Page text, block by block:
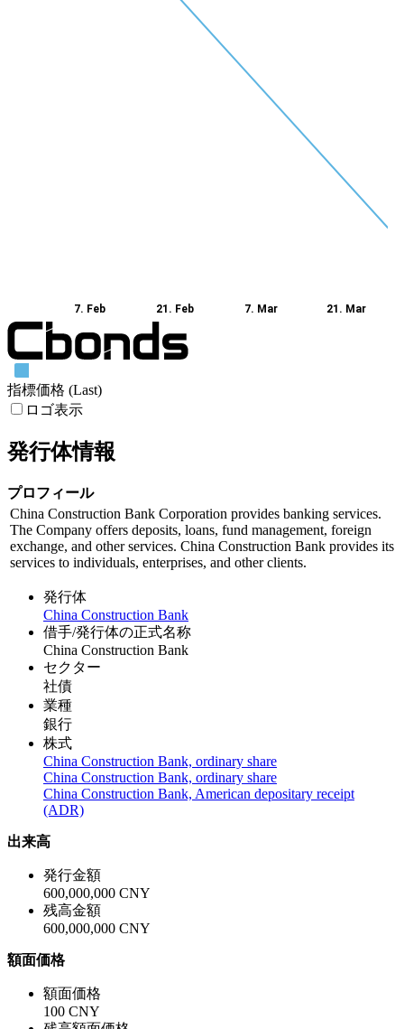
7. Feb 21. Feb 7. Mar 21. Mar
指標価格 (Last)
ロゴ表示
発行体情報
プロフィール
China Construction Bank Corporation provides banking services.
The Company offers deposits, loans, fund management, foreign
exchange, and other services. China Construction Bank provides its
services to individuals, enterprises, and other clients.
発行体
China Construction Bank
借手/発行体の正式名称
China Construction Bank
セクター
社債
業種
銀行
株式
China Construction Bank, ordinary share
China Construction Bank, ordinary share
China Construction Bank, American depositary receipt
(ADR)
出来高
発行金額
600,000,000 CNY
残高金額
600,000,000 CNY
額面価格
額面価格
100 CNY